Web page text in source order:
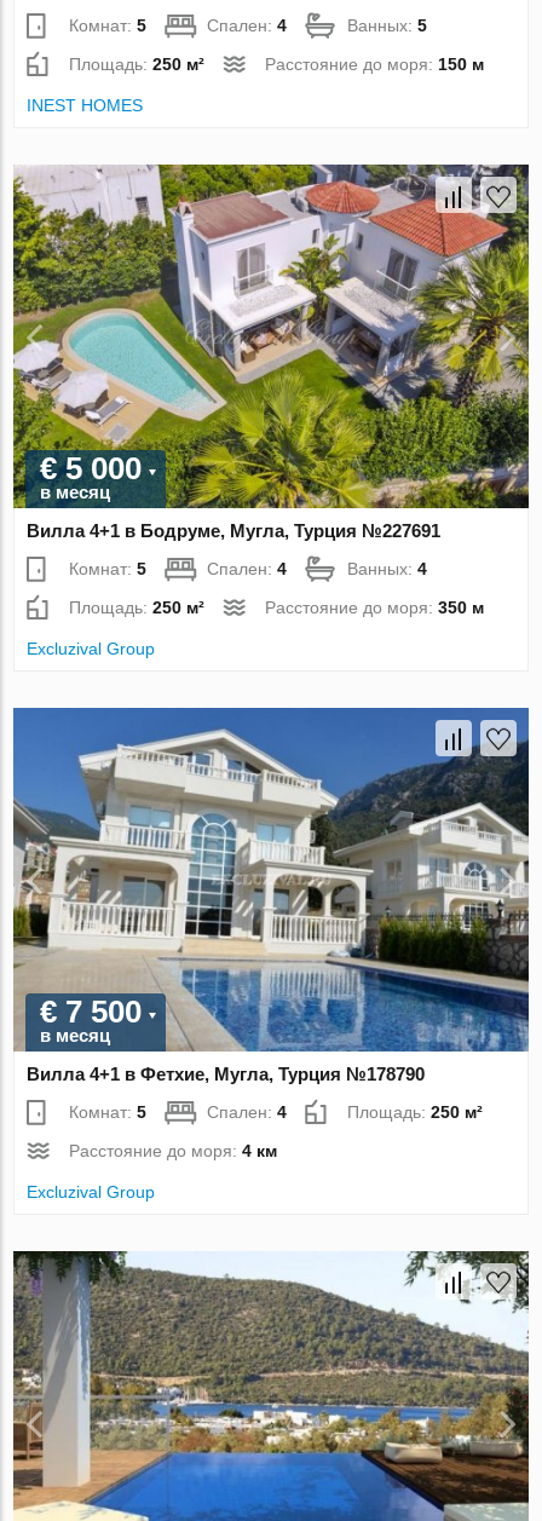
Комнат:5 Спален:4 Ванных:5
Площадь:250 м² Расстояние до моря:150 м
INEST HOMES
€ 5 000
в месяц
Вилла 4+1 в Бодруме, Мугла, Турция №227691
Комнат:5 Спален:4 Ванных:4
Площадь:250 м² Расстояние до моря:350 м
Excluzival Group
€ 7 500
в месяц
Вилла 4+1 в Фетхие, Мугла, Турция №178790
Комнат:5 Спален:4 Площадь:250 м²
Расстояние до моря:4 км
Excluzival Group